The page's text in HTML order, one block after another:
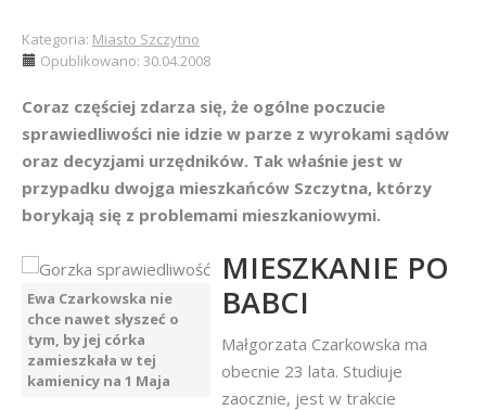
Kategoria: Miasto Szczytno
Opublikowano: 30.04.2008
Coraz częściej zdarza się, że ogólne poczucie
sprawiedliwości nie idzie w parze z wyrokami sądów
oraz decyzjami urzędników. Tak właśnie jest w
przypadku dwojga mieszkańców Szczytna, którzy
borykają się z problemami mieszkaniowymi.
Ewa Czarkowska nie
chce nawet słyszeć o
tym, by jej córka
zamieszkała w tej
kamienicy na 1 Maja
MIESZKANIE PO
BABCI
Małgorzata Czarkowska ma
obecnie 23 lata. Studiuje
zaocznie, jest w trakcie